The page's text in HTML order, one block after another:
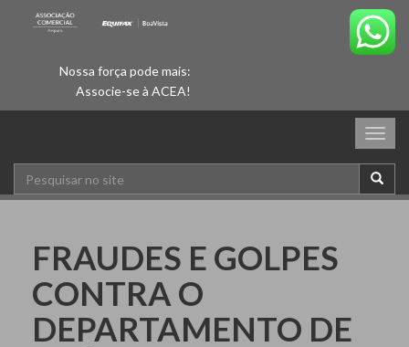
Nossa força pode mais:
Associe-se à ACEA!
FRAUDES E GOLPES
CONTRA O
DEPARTAMENTO DE